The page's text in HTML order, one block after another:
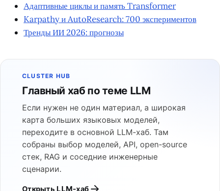
Адаптивные циклы и память Transformer
Karpathy и AutoResearch: 700 экспериментов
Тренды ИИ 2026: прогнозы
CLUSTER HUB
Главный хаб по теме LLM
Если нужен не один материал, а широкая
карта больших языковых моделей,
переходите в основной LLM-хаб. Там
собраны выбор моделей, API, open-source
стек, RAG и соседние инженерные
сценарии.
Открыть LLM-хаб